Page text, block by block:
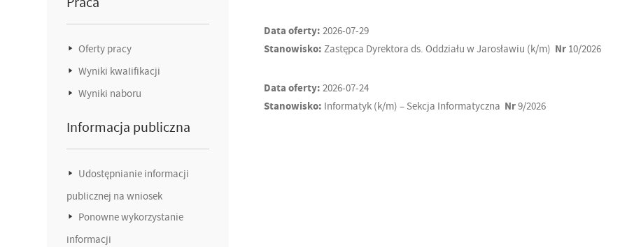
Oferty pracy
Wyniki kwalifikacji
Wyniki naboru
Informacja publiczna
Udostępnianie informacji
publicznej na wniosek
Ponowne wykorzystanie
informacji
Data oferty: 2026-07-29
Stanowisko: Zastępca Dyrektora ds. Oddziału w Jarosławiu (k/m) Nr10/2026
Data oferty: 2026-07-24
Stanowisko: Informatyk (k/m) – Sekcja Informatyczna Nr9/2026